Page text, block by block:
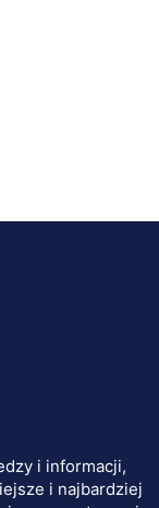
i informacji,
i najbardziej